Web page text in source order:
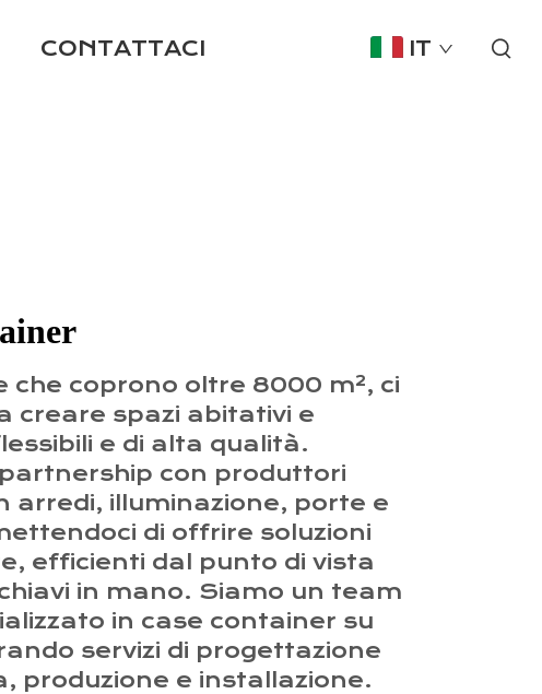
CONTATTACI IT
che coprono oltre 8000 m², ci
creare spazi abitativi e
e di alta qualità.
con produttori
arredi, illuminazione, porte e
di offrire soluzioni
efficienti dal punto di vista
in mano. Siamo un team
in case container su
servizi di progettazione
produzione e installazione.